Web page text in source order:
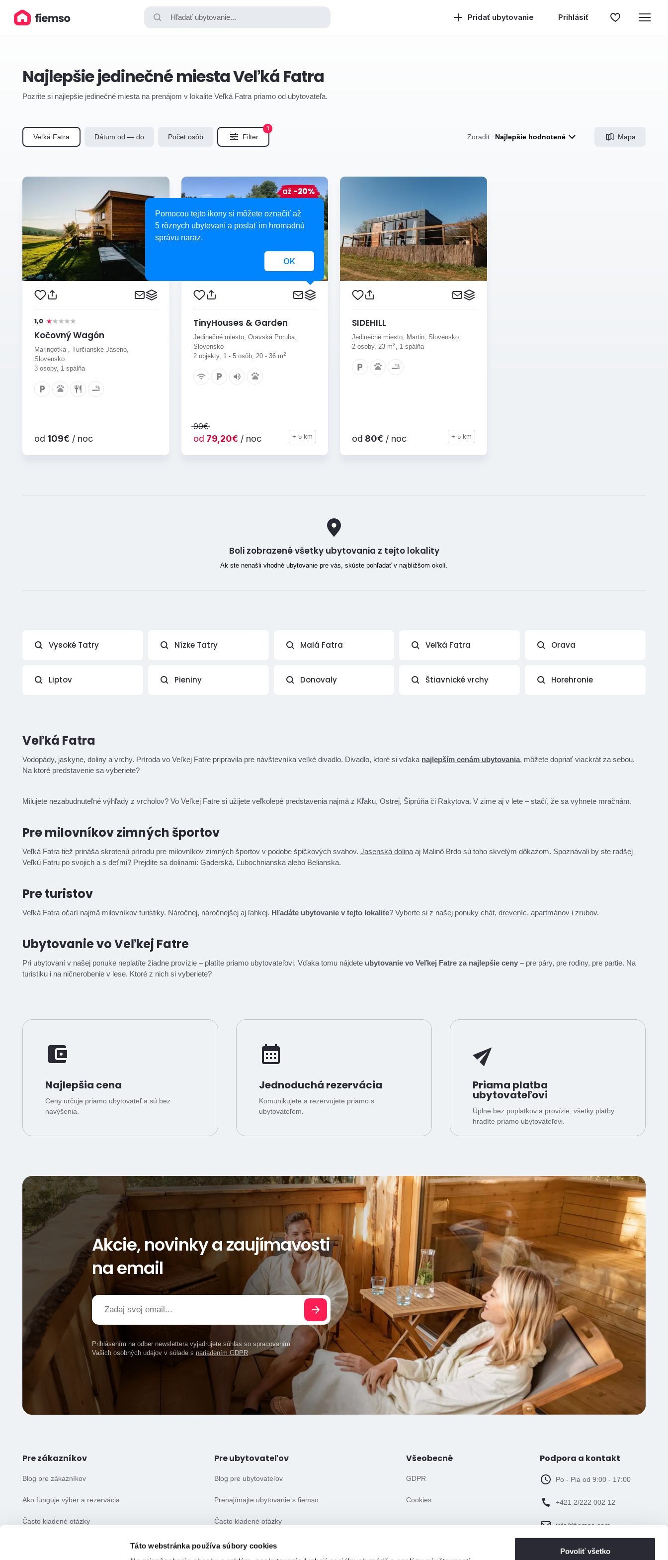
Táto webstránka používa súbory cookies
Povoliť všetko
Hľadať ubytovanie... Pridať ubytovanie Prihlásiť
Najlepšie jedinečné miesta Veľká Fatra
Pozrite si najlepšie jedinečné miesta na prenájom v lokalite Veľká Fatra priamo od ubytovateľa.
Veľká Fatra Dátum od — do Počet osôb Filter
1
Zoradiť: Najlepšie hodnotené Mapa
1,0
Kočovný Wagón
Maringotka , Turčianske Jaseno,
Slovensko
3 osoby, 1 spálňa
od 109€ / noc
TinyHouses & Garden
Jedinečné miesto, Oravská Poruba,
Slovensko
2 objekty, 1 - 5 osôb, 20 - 36 m2
99€
od 79,20€ / noc
až -20%
+ 5 km
SIDEHILL
Jedinečné miesto, Martin, Slovensko
2 osoby, 23 m2, 1 spálňa
od 80€ / noc + 5 km
Boli zobrazené všetky ubytovania z tejto lokality
Ak ste nenašli vhodné ubytovanie pre vás, skúste pohľadať v najbližšom okolí.
Vysoké Tatry Nízke Tatry Malá Fatra Veľká Fatra Orava
Liptov Pieniny Donovaly Štiavnické vrchy Horehronie
Veľká Fatra
Vodopády, jaskyne, doliny a vrchy. Príroda vo Veľkej Fatre pripravila pre návštevníka veľké divadlo. Divadlo, ktoré si vďaka najlepším cenám ubytovania, môžete dopriať viackrát za sebou.
Na ktoré predstavenie sa vyberiete?
Milujete nezabudnuteľné výhľady z vrcholov? Vo Veľkej Fatre si užijete veľkolepé predstavenia najmä z Kľaku, Ostrej, Šiprúňa či Rakytova. V zime aj v lete – stačí, že sa vyhnete mračnám.
Pre milovníkov zimných športov
Veľká Fatra tiež prináša skrotenú prírodu pre milovníkov zimných športov v podobe špičkových svahov. Jasenská dolina aj Malinô Brdo sú toho skvelým dôkazom. Spoznávali by ste radšej
Veľkú Fatru po svojich a s deťmi? Prejdite sa dolinami: Gaderská, Ľubochnianska alebo Belianska.
Pre turistov
Veľká Fatra očarí najmä milovníkov turistiky. Náročnej, náročnejšej aj ľahkej. Hľadáte ubytovanie v tejto lokalite? Vyberte si z našej ponuky chát, dreveníc, apartmánov i zrubov.
Ubytovanie vo Veľkej Fatre
Pri ubytovaní v našej ponuke neplatíte žiadne provízie – platíte priamo ubytovateľovi. Vďaka tomu nájdete ubytovanie vo Veľkej Fatre za najlepšie ceny – pre páry, pre rodiny, pre partie. Na
turistiku i na ničnerobenie v lese. Ktoré z nich si vyberiete?
Najlepšia cena
Ceny určuje priamo ubytovateľ a sú bez
navýšenia.
Jednoduchá rezervácia
Komunikujete a rezervujete priamo s
ubytovateľom.
Priama platba
ubytovateľovi
Úplne bez poplatkov a provízie, všetky platby
hradíte priamo ubytovateľovi.
Akcie, novinky a zaujímavosti
na email
Prihlásením na odber newslettera vyjadrujete súhlas so spracovaním
Vašich osobných udajov v súlade s nariadením GDPR
Pre zákazníkov
Blog pre zákazníkov
Ako funguje výber a rezervácia
Často kladené otázky
Pre ubytovateľov
Blog pre ubytovateľov
Prenajímajte ubytovanie s fiemso
Často kladené otázky
Všeobecné obchodné podmienky
Všeobecné
GDPR
Cookies
Podpora a kontakt
Po - Pia od 9:00 - 17:00
+421 2/222 002 12
info@fiemso.com
Pomocou tejto ikony si môžete označiť až
5 rôznych ubytovaní a poslať im hromadnú
správu naraz.
OK